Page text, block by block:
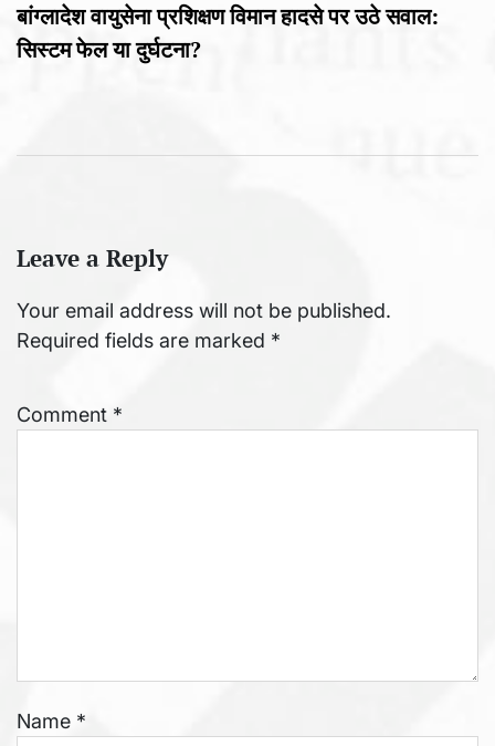
बांग्लादेश वायुसेना प्रशिक्षण विमान हादसे पर उठे सवाल:
सिस्टम फेल या दुर्घटना?
Leave a Reply
Your email address will not be published.
Required fields are marked *
Comment *
Name *